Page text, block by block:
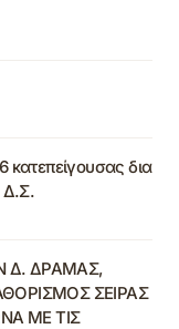
δια
Δ.Σ.
Δ. ΔΡΑΜΑΣ,
ΣΕΙΡΑΣ
ΜΕ ΤΙΣ